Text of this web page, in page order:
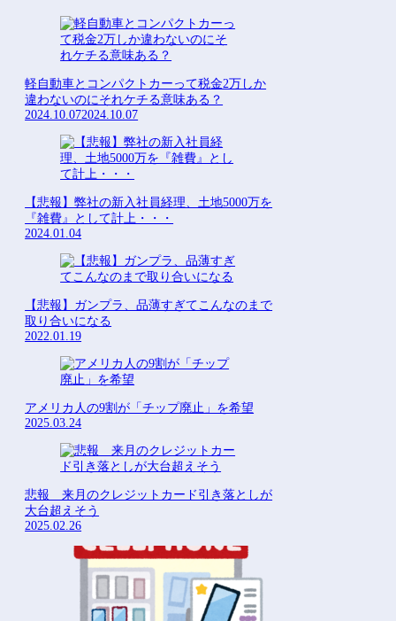
軽自動車とコンパクトカーって税金2万しか
違わないのにそれケチる意味ある？
2024.10.072024.10.07
【悲報】弊社の新入社員経理、土地5000万を
『雑費』として計上・・・
2024.01.04
【悲報】ガンプラ、品薄すぎてこんなのまで
取り合いになる
2022.01.19
アメリカ人の9割が「チップ廃止」を希望
2025.03.24
悲報 来月のクレジットカード引き落としが
大台超えそう
2025.02.26